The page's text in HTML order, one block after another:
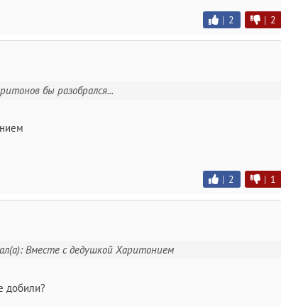
| 2 | 2
бы разобрался...
| 2 | 1
Вместе с дедушкой Харитонием
добили?